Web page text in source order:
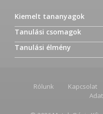
Kiemelt tananyagok
Tanulási csomagok
Tanulási élmény
Rólunk Kapcsolat